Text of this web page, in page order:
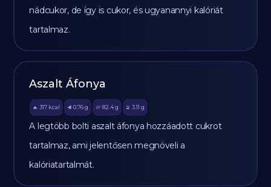
nádcukor, de így is cukor, és ugyanannyi kalóriát
tartalmaz.
Aszalt Áfonya
🔥 317 kcal 🥩 0.76 g 🥔 82.4g 🫒 3.11 g
A legtöbb bolti aszalt áfonya hozzáadott cukrot
tartalmaz, ami jelentősen megnöveli a
kalóriatartalmát.